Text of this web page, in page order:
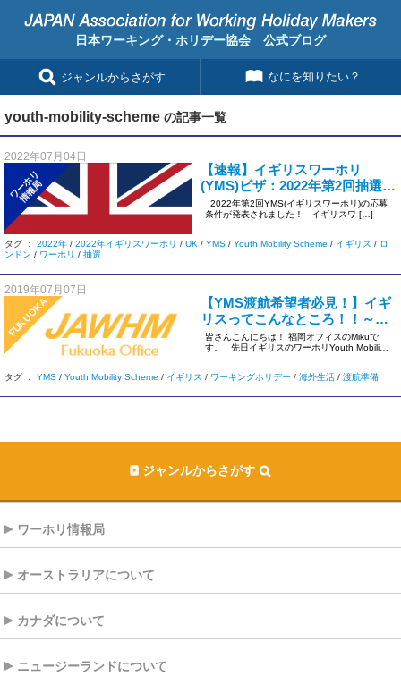
日本ワーキング・ホリデー協会 公式ブログ
ジャンルからさがす なにを知りたい？
youth-mobility-scheme の記事一覧
2022年07月04日
ワーホリ
情報局
【速報】イギリスワーホリ
(YMS)ビザ：2022年第2回抽選の
詳細が発表されました！
2022年第2回YMS(イギリスワーホリ)の応募
条件が発表されました！ イギリスワ […]
タグ ： 2022年 / 2022年イギリスワーホリ / UK / YMS / Youth Mobility Scheme / イギリス / ロ
ンドン / ワーホリ / 抽選
2019年07月07日
FUKUOKA
【YMS渡航希望者必見！】イギ
リスってこんなところ！！～都
市・生活まとめ～
皆さんこんにちは！ 福岡オフィスのMikuで
す。 先日イギリスのワーホリYouth Mobili
タグ ： YMS / Youth Mobility Scheme / イギリス / ワーキングホリデー / 海外生活 / 渡航準備
ジャンルからさがす
ワーホリ情報局
オーストラリアについて
カナダについて
ニュージーランドについて